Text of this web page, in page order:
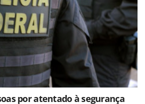
por atentado à segurança